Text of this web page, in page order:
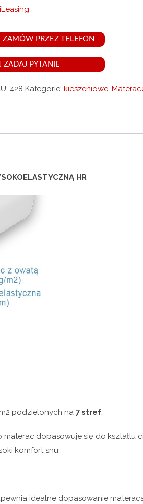
ZAMÓW PRZEZ TELEFON
ZADAJ PYTANIE
428 Kategorie:kieszeniowe,
HR
podzielonych na7 stref.
dopasowuje się do kształtu
komfort snu.
idealne dopasowanie